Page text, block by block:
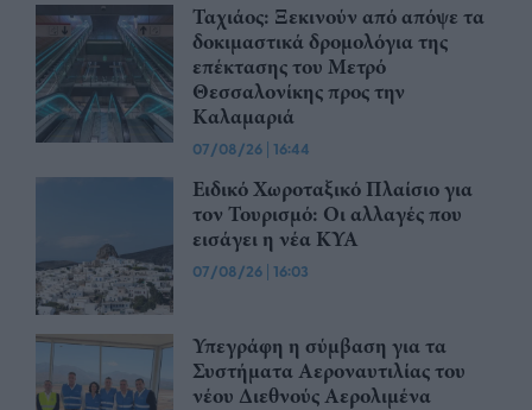
Ταχιάος: Ξεκινούν από απόψε τα
δοκιμαστικά δρομολόγια της
επέκτασης του Μετρό
Θεσσαλονίκης προς την
Καλαμαριά
07/08/26 | 16:44
Ειδικό Χωροταξικό Πλαίσιο για
τον Τουρισμό: Οι αλλαγές που
εισάγει η νέα ΚΥΑ
07/08/26 | 16:03
Υπεγράφη η σύμβαση για τα
Συστήματα Αεροναυτιλίας του
νέου Διεθνούς Αερολιμένα